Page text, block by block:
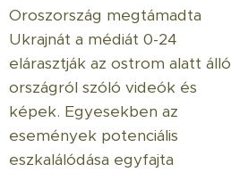
Oroszország megtámadta
Ukrajnát a médiát 0-24
elárasztják az ostrom alatt álló
országról szóló videók és
képek. Egyesekben az
események potenciális
eszkalálódása egyfajta